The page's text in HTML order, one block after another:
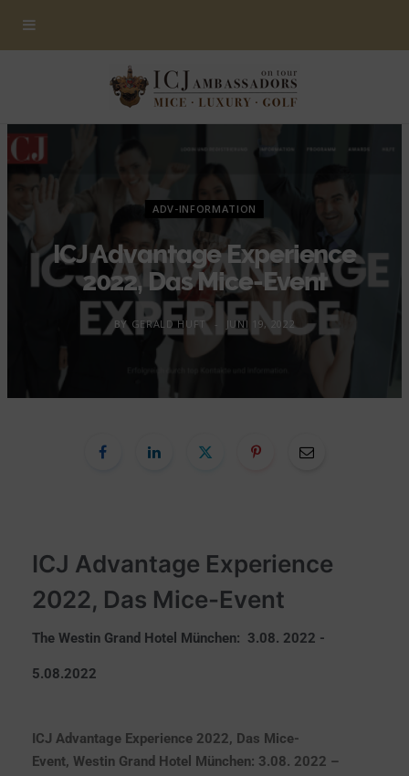
ADV-INFORMATION
ICJ Advantage Experience
2022, Das Mice-Event
BY GERALD HUFT JUNI 19, 2022
ICJ Advantage Experience
2022, Das Mice-Event
The Westin Grand Hotel München: 3.08. 2022 -
5.08.2022
ICJ Advantage Experience 2022, Das Mice-
Event, Westin Grand Hotel München: 3.08. 2022 –